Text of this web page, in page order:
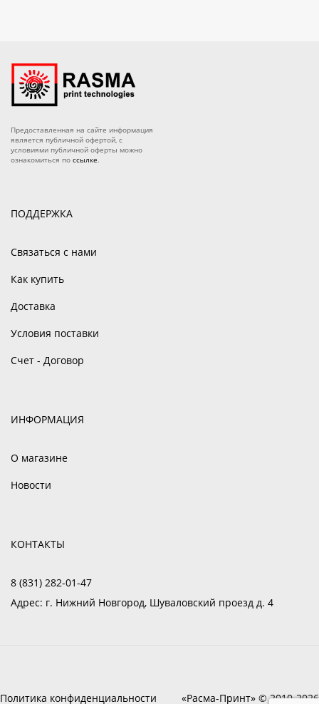
Предоставленная на сайте информация
является публичной офертой, с
условиями публичной оферты можно
ознакомиться по ссылке.
ПОДДЕРЖКА
Связаться с нами
Как купить
Доставка
Условия поставки
Счет - Договор
ИНФОРМАЦИЯ
О магазине
Новости
КОНТАКТЫ
8 (831) 282-01-47
Адрес: г. Нижний Новгород, Шуваловский проезд д. 4
Политика конфиденциальности «Расма-Принт» © 2010-2026